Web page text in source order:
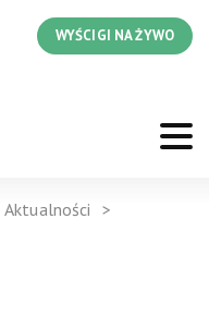
WYŚCIGI NA ŻYWO
Aktualności